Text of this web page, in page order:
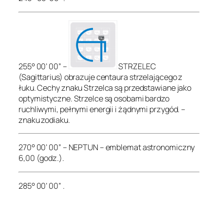
255° 00’ 00” –
STRZELEC
(Sagittarius) obrazuje centaura strzelającego z
łuku. Cechy znaku Strzelca są przedstawiane jako
optymistyczne. Strzelce są osobami bardzo
ruchliwymi, pełnymi energii i żądnymi przygód. –
znaku zodiaku.
270° 00’ 00” – NEPTUN – emblemat astronomiczny
6,00 (godz.).
285° 00’ 00” .